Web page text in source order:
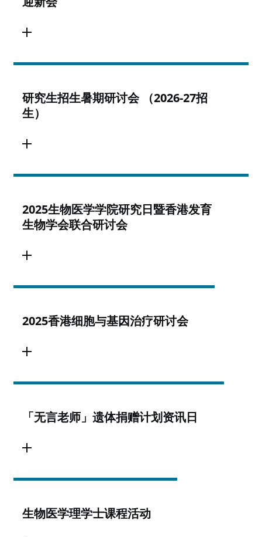
研究生招生暑期研讨会 （2026-27招
生）
2025生物医学学院研究日暨香港发育
生物学会联合研讨会
2025香港细胞与基因治疗研讨会
「无言老师」遗体捐赠计划资讯日
生物医学理学士课程活动